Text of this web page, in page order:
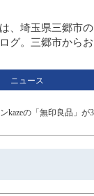
、埼玉県三郷市
グ。三郷市から
ニュース
kazeの「無印良品」が